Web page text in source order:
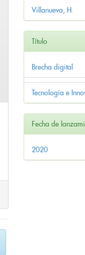
Villanueva, H.
Título
Brecha digital
Tecnología e
Fecha de
2020